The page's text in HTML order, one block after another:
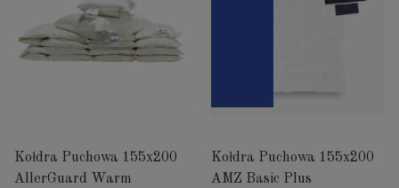
Kołdra Puchowa 155x200
AllerGuard Warm
Kołdra Puchowa 155x200
AMZ Basic Plus